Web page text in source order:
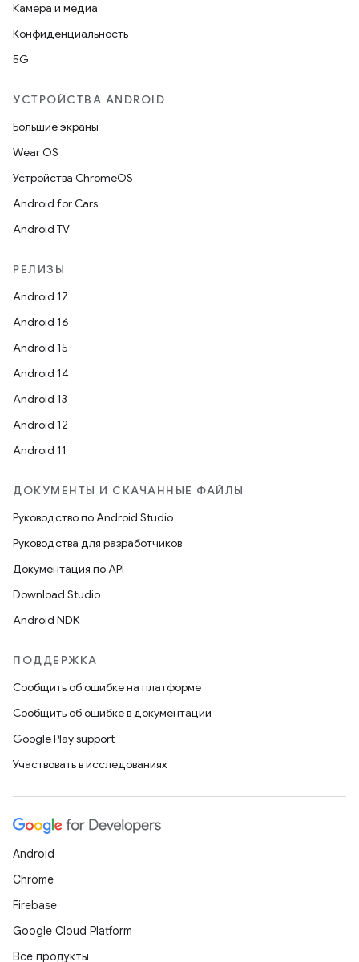
Камера и медиа
Конфиденциальность
5G
УСТРОЙСТВА ANDROID
Большие экраны
Wear OS
Устройства ChromeOS
Android for Cars
Android TV
РЕЛИЗЫ
Android 17
Android 16
Android 15
Android 14
Android 13
Android 12
Android 11
ДОКУМЕНТЫ И СКАЧАННЫЕ ФАЙЛЫ
Руководство по Android Studio
Руководства для разработчиков
Документация по API
Download Studio
Android NDK
ПОДДЕРЖКА
Сообщить об ошибке на платформе
Сообщить об ошибке в документации
Google Play support
Участвовать в исследованиях
Android
Chrome
Firebase
Google Cloud Platform
Все продукты